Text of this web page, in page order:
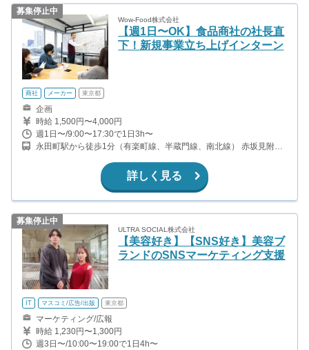
募集停止中
Wow-Food株式会社
【週1日〜OK】食品商社の社長直
下！新規事業立ち上げインターン
商社 メーカー 東京都
企画
時給 1,500円〜4,000円
週1日〜/9:00〜17:30で1日3h〜
永田町駅から徒歩1分（有楽町線、半蔵門線、南北線） 赤坂見附駅
（千代田線、丸ノ内線 溜池山王駅から徒歩10分（銀座線、南北
詳しく見る
募集停止中
ULTRA SOCIAL株式会社
【美容好き】【SNS好き】美容ブ
ランドのSNSマーケティング支援
IT マスコミ/広告/出版 東京都
マーケティング/広報
時給 1,230円〜1,300円
週3日〜/10:00〜19:00で1日4h〜